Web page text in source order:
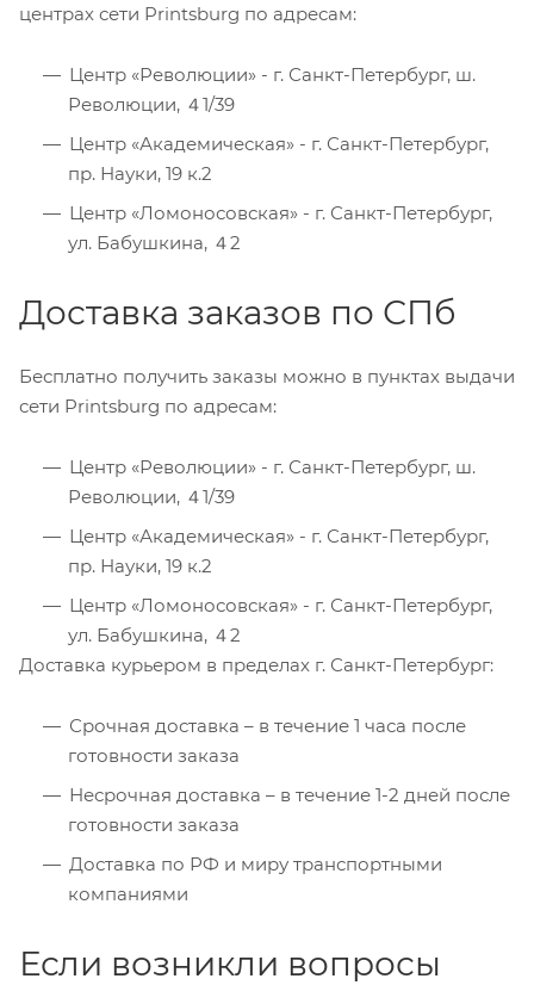
центрах сети Printsburg по адресам:
Центр «Революции» - г. Санкт-Петербург, ш.
Революции, ４1/39
Центр «Академическая» - г. Санкт-Петербург,
пр. Науки, 19 к.2
Центр «Ломоносовская» - г. Санкт-Петербург,
ул. Бабушкина, ４2
Доставка заказов по СПб
Бесплатно получить заказы можно в пунктах выдачи
сети Printsburg по адресам:
Центр «Революции» - г. Санкт-Петербург, ш.
Революции, ４1/39
Центр «Академическая» - г. Санкт-Петербург,
пр. Науки, 19 к.2
Центр «Ломоносовская» - г. Санкт-Петербург,
ул. Бабушкина, ４2
Доставка курьером в пределах г. Санкт-Петербург:
Срочная доставка – в течение 1 часа после
готовности заказа
Несрочная доставка – в течение 1-2 дней после
готовности заказа
Доставка по РФ и миру транспортными
компаниями
Если возникли вопросы